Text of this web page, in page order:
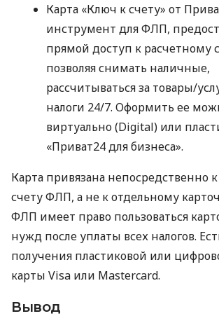
Карта «Ключ к счету» от
инструмент для ФЛП,
прямой доступ к расчетному
позволяя снимать наличные,
рассчитываться за товары/
налоги 24/7. Оформить ее
виртуально (Digital) или
«Приват24 для бизнеса».
Карта привязана непосредственно
счету ФЛП, а не к отдельному
ФЛП имеет право пользоваться
нужд после уплаты всех налогов.
получения пластиковой или
карты Visa или Mastercard.
Вывод